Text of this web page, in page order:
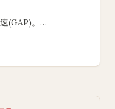
(GAP)。